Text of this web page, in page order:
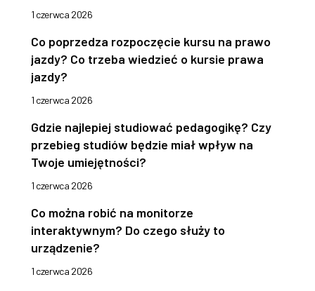
1 czerwca 2026
Co poprzedza rozpoczęcie kursu na prawo
jazdy? Co trzeba wiedzieć o kursie prawa
jazdy?
1 czerwca 2026
Gdzie najlepiej studiować pedagogikę? Czy
przebieg studiów będzie miał wpływ na
Twoje umiejętności?
1 czerwca 2026
Co można robić na monitorze
interaktywnym? Do czego służy to
urządzenie?
1 czerwca 2026